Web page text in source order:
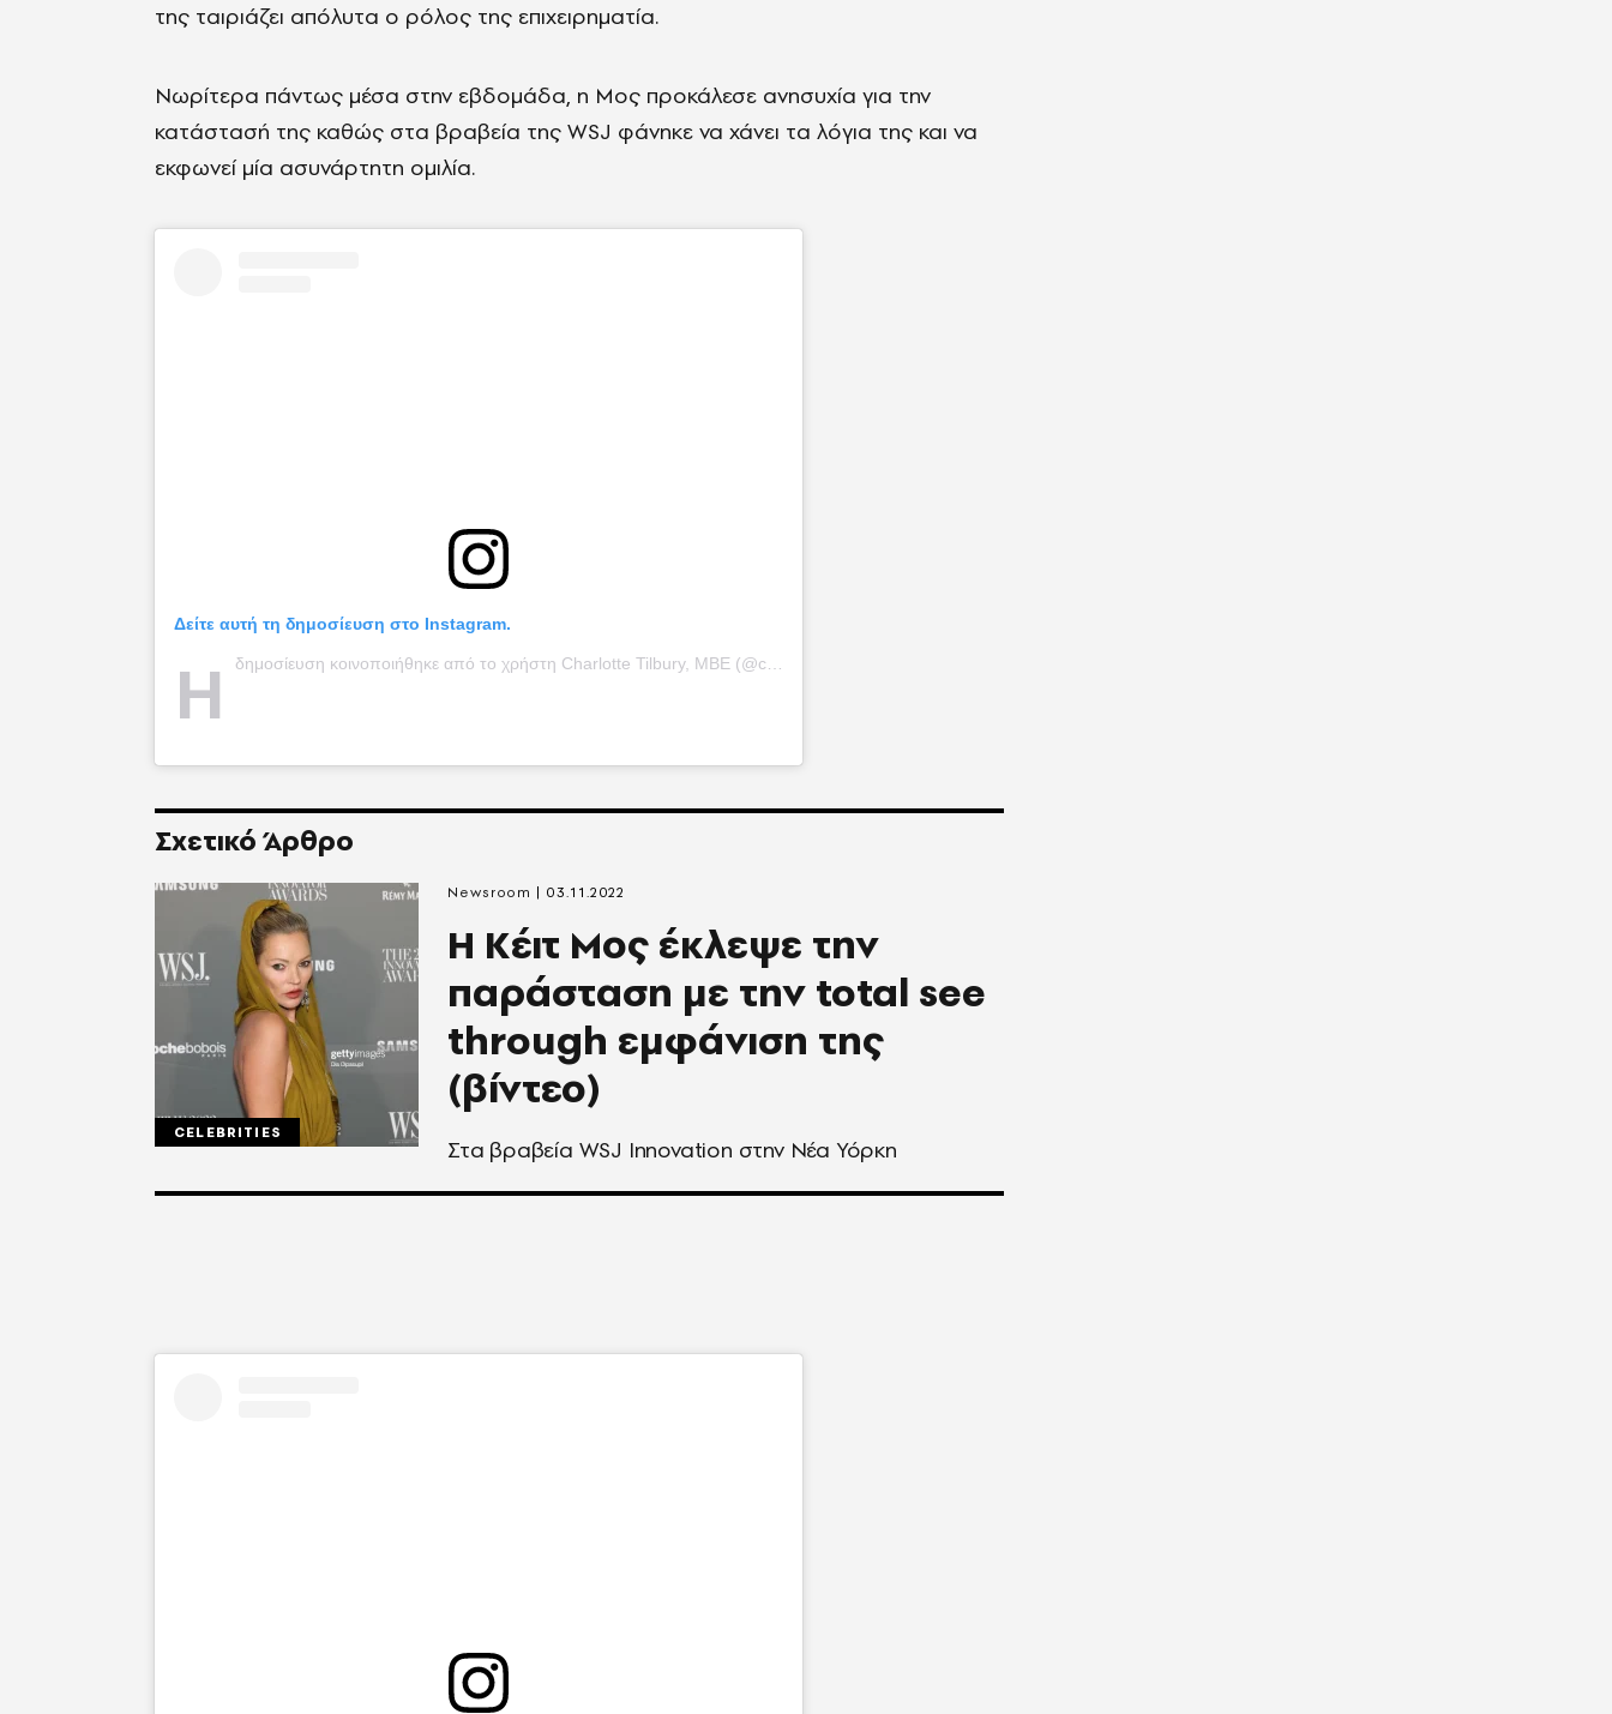
της ταιριάζει απόλυτα ο ρόλος της επιχειρηματία.
Νωρίτερα πάντως μέσα στην εβδομάδα, η Μος προκάλεσε ανησυχία για την
κατάστασή της καθώς στα βραβεία της WSJ φάνηκε να χάνει τα λόγια της και να
εκφωνεί μία ασυνάρτητη ομιλία.
Δείτε αυτή τη δημοσίευση στο Instagram.
Η δημοσίευση κοινοποιήθηκε από το χρήστη Charlotte Tilbury, MBE (@charlottetilbury)
Σχετικό Άρθρο
CELEBRITIES
Η Kέιτ Μος έκλεψε την
παράσταση με την total see
through εμφάνιση της
(βίντεο)
Στα βραβεία WSJ Innovation στην Νέα Υόρκη
Newsroom 03.11.2022